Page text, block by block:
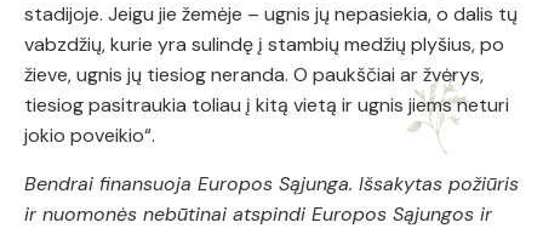
stadijoje. Jeigu jie žemėje – ugnis jų nepasiekia, o dalis tų
vabzdžių, kurie yra sulindę į stambių medžių plyšius, po
žieve, ugnis jų tiesiog neranda. O paukščiai ar žvėrys,
tiesiog pasitraukia toliau į kitą vietą ir ugnis jiems neturi
jokio poveikio“.
Bendrai finansuoja Europos Sąjunga. Išsakytas požiūris
ir nuomonės nebūtinai atspindi Europos Sąjungos ir